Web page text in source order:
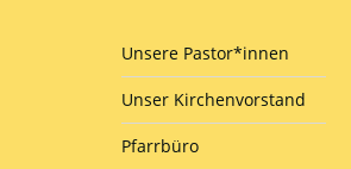
Unsere Pastor*innen
Unser Kirchenvorstand
Pfarrbüro